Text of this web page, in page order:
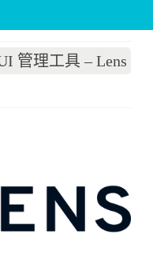
管理工具 – Lens